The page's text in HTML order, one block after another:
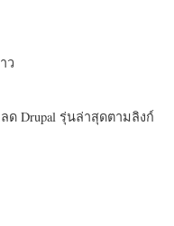
ว
ด Drupal รุ่นล่าสุดตามลิงก์